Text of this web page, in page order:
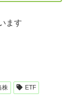
ます
株
ETF